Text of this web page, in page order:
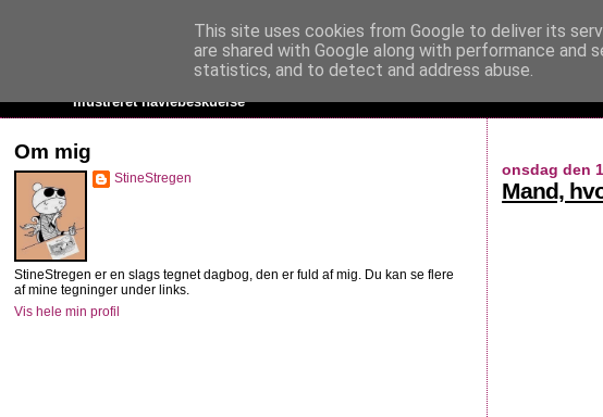
StineStregen
Illustreret navlebeskuelse
onsdag den
Mand,
Om mig
StineStregen
StineStregen er en slags tegnet dagbog, den er fuld af mig. Du kan se flere
af mine tegninger under links.
Vis hele min profil
This site uses cookies from Google to deliver its
are shared with Google along with performance
statistics, and to detect and address abuse.